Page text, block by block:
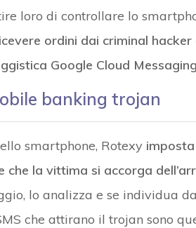
loro di controllare lo
ordini dai criminal
Google Cloud Messaging
banking trojan
smartphone, Rotexy
la vittima si accorga
lo analizza e se individua
che attirano il trojan sono